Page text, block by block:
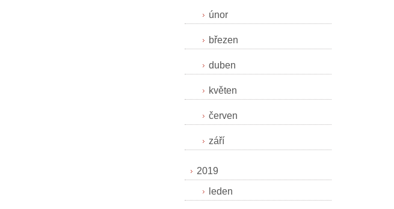
únor
březen
duben
květen
červen
září
2019
leden